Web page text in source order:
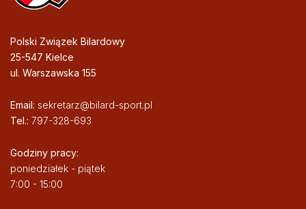
Polski Związek Bilardowy
25-547 Kielce
ul. Warszawska 155
Email: sekretarz@bilard-sport.pl
Tel.: 797-328-693
Godziny pracy:
poniedziałek - piątek
7:00 - 15:00